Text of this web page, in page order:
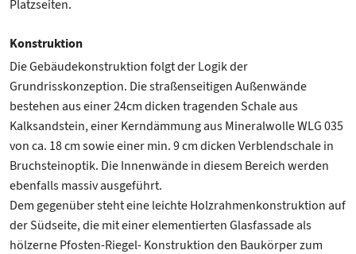
Platzseiten.
Konstruktion
Die Gebäudekonstruktion folgt der Logik der
Grundrisskonzeption. Die straßenseitigen Außenwände
bestehen aus einer 24cm dicken tragenden Schale aus
Kalksandstein, einer Kerndämmung aus Mineralwolle WLG 035
von ca. 18 cm sowie einer min. 9 cm dicken Verblendschale in
Bruchsteinoptik. Die Innenwände in diesem Bereich werden
ebenfalls massiv ausgeführt.
Dem gegenüber steht eine leichte Holzrahmenkonstruktion auf
der Südseite, die mit einer elementierten Glasfassade als
hölzerne Pfosten-Riegel- Konstruktion den Baukörper zum